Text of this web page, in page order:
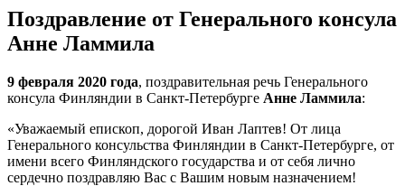
Поздравление от Генерального консула
Анне Ламмила
9 февраля 2020 года, поздравительная речь Генерального
консула Финляндии в Санкт-Петербурге Анне Ламмила:
«Уважаемый епископ, дорогой Иван Лаптев! От лица
Генерального консульства Финляндии в Санкт-Петербурге, от
имени всего Финляндского государства и от себя лично
сердечно поздравляю Вас с Вашим новым назначением!